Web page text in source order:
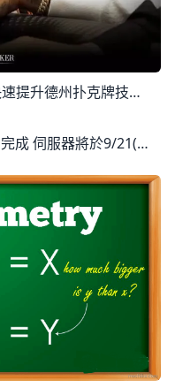
快速提升德州扑克牌技的方法 快速提升德州扑克牌技的方法 德州扑克为牌手们提供了各种各样改进游戏的方法，比如研究扑克理论，与其他牌手讨论复杂的扑克问题，经常在牌桌上和出色的
《三國志侵略版》9/21 (四) 维护完成 伺服器將於9/21(四)10:00-11:30進行例行性停服維護，還請維護前領取好獎勵並提早下線準備唷。 ●新英雄【劍聖．蓋聶】無雙劍域卡池 ●